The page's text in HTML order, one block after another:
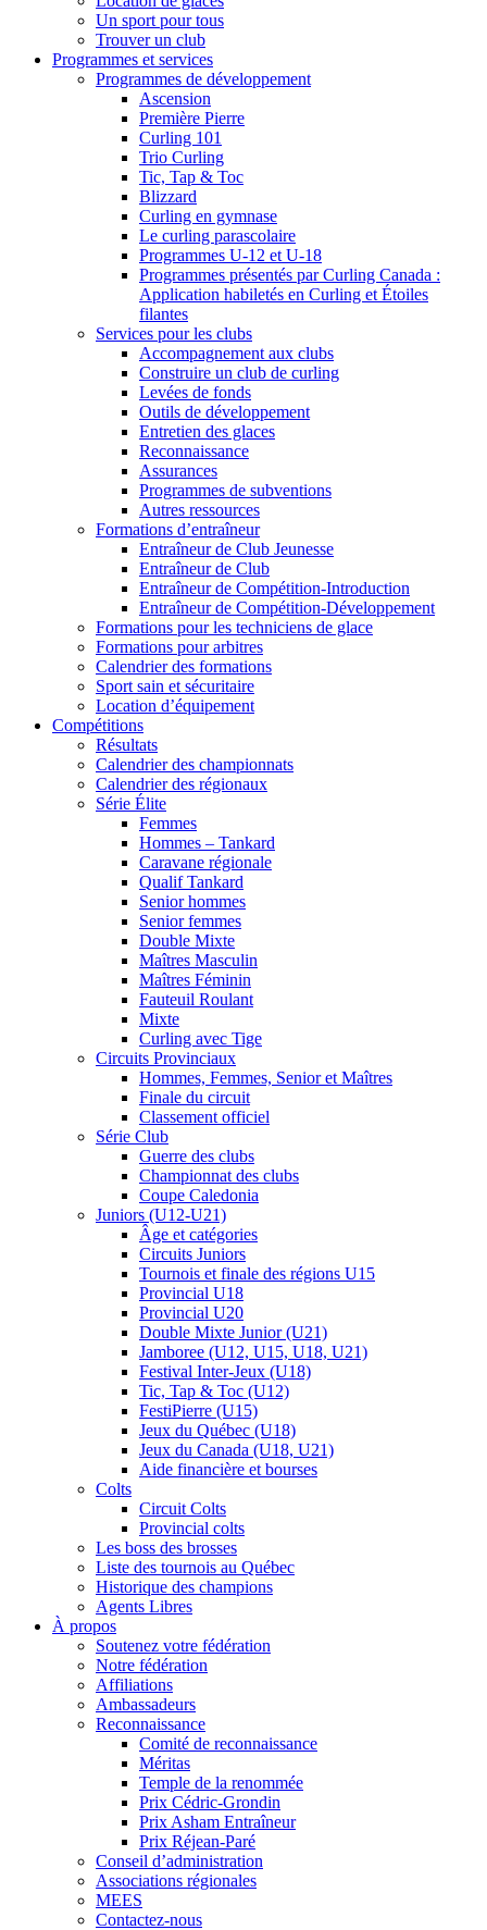
Un sport pour tous
Trouver un club
Programmes et services
Programmes de développement
Ascension
Première Pierre
Curling 101
Trio Curling
Tic, Tap & Toc
Blizzard
Curling en gymnase
Le curling parascolaire
Programmes U-12 et U-18
Programmes présentés par Curling Canada :
Application habiletés en Curling et Étoiles
filantes
Services pour les clubs
Accompagnement aux clubs
Construire un club de curling
Levées de fonds
Outils de développement
Entretien des glaces
Reconnaissance
Assurances
Programmes de subventions
Autres ressources
Formations d’entraîneur
Entraîneur de Club Jeunesse
Entraîneur de Club
Entraîneur de Compétition-Introduction
Entraîneur de Compétition-Développement
Formations pour les techniciens de glace
Formations pour arbitres
Calendrier des formations
Sport sain et sécuritaire
Location d’équipement
Compétitions
Résultats
Calendrier des championnats
Calendrier des régionaux
Série Élite
Femmes
Hommes – Tankard
Caravane régionale
Qualif Tankard
Senior hommes
Senior femmes
Double Mixte
Maîtres Masculin
Maîtres Féminin
Fauteuil Roulant
Mixte
Curling avec Tige
Circuits Provinciaux
Hommes, Femmes, Senior et Maîtres
Finale du circuit
Classement officiel
Série Club
Guerre des clubs
Championnat des clubs
Coupe Caledonia
Juniors (U12-U21)
Âge et catégories
Circuits Juniors
Tournois et finale des régions U15
Provincial U18
Provincial U20
Double Mixte Junior (U21)
Jamboree (U12, U15, U18, U21)
Festival Inter-Jeux (U18)
Tic, Tap & Toc (U12)
FestiPierre (U15)
Jeux du Québec (U18)
Jeux du Canada (U18, U21)
Aide financière et bourses
Colts
Circuit Colts
Provincial colts
Les boss des brosses
Liste des tournois au Québec
Historique des champions
Agents Libres
À propos
Soutenez votre fédération
Notre fédération
Affiliations
Ambassadeurs
Reconnaissance
Comité de reconnaissance
Méritas
Temple de la renommée
Prix Cédric-Grondin
Prix Asham Entraîneur
Prix Réjean-Paré
Conseil d’administration
Associations régionales
MEES
Contactez-nous